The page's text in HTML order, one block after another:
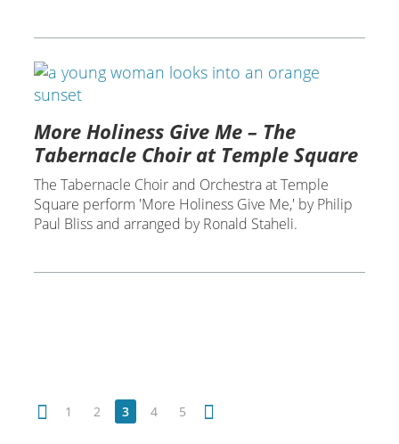
More Holiness Give Me – The
Tabernacle Choir at Temple Square
The Tabernacle Choir and Orchestra at Temple
Square perform 'More Holiness Give Me,' by Philip
Paul Bliss and arranged by Ronald Staheli.
1 2 3 4 5